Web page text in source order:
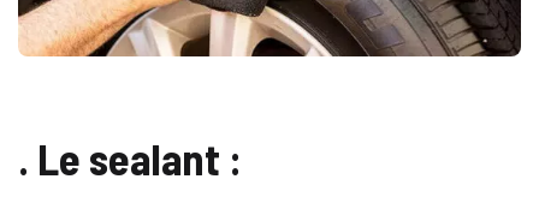
. Le sealant :